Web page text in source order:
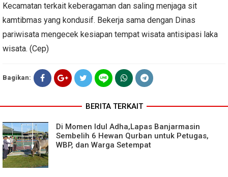
Kecamatan terkait keberagaman dan saling menjaga sit
kamtibmas yang kondusif. Bekerja sama dengan Dinas
pariwisata mengecek kesiapan tempat wisata antisipasi laka
wisata. (Cep)
Bagikan:
BERITA TERKAIT
Di Momen Idul Adha,Lapas Banjarmasin
Sembelih 6 Hewan Qurban untuk Petugas,
WBP, dan Warga Setempat